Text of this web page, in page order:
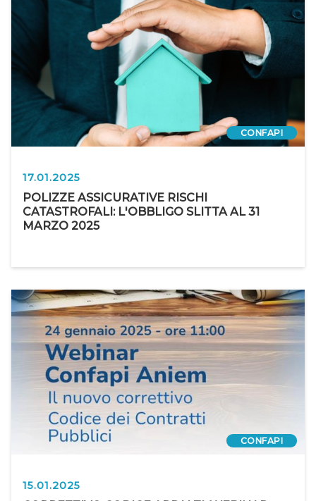
CONFAPI
17.01.2025
POLIZZE ASSICURATIVE RISCHI
CATASTROFALI: L'OBBLIGO SLITTA AL 31
MARZO 2025
CONFAPI
15.01.2025